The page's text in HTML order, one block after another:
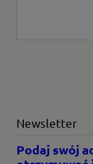
Newsletter
Podaj swój